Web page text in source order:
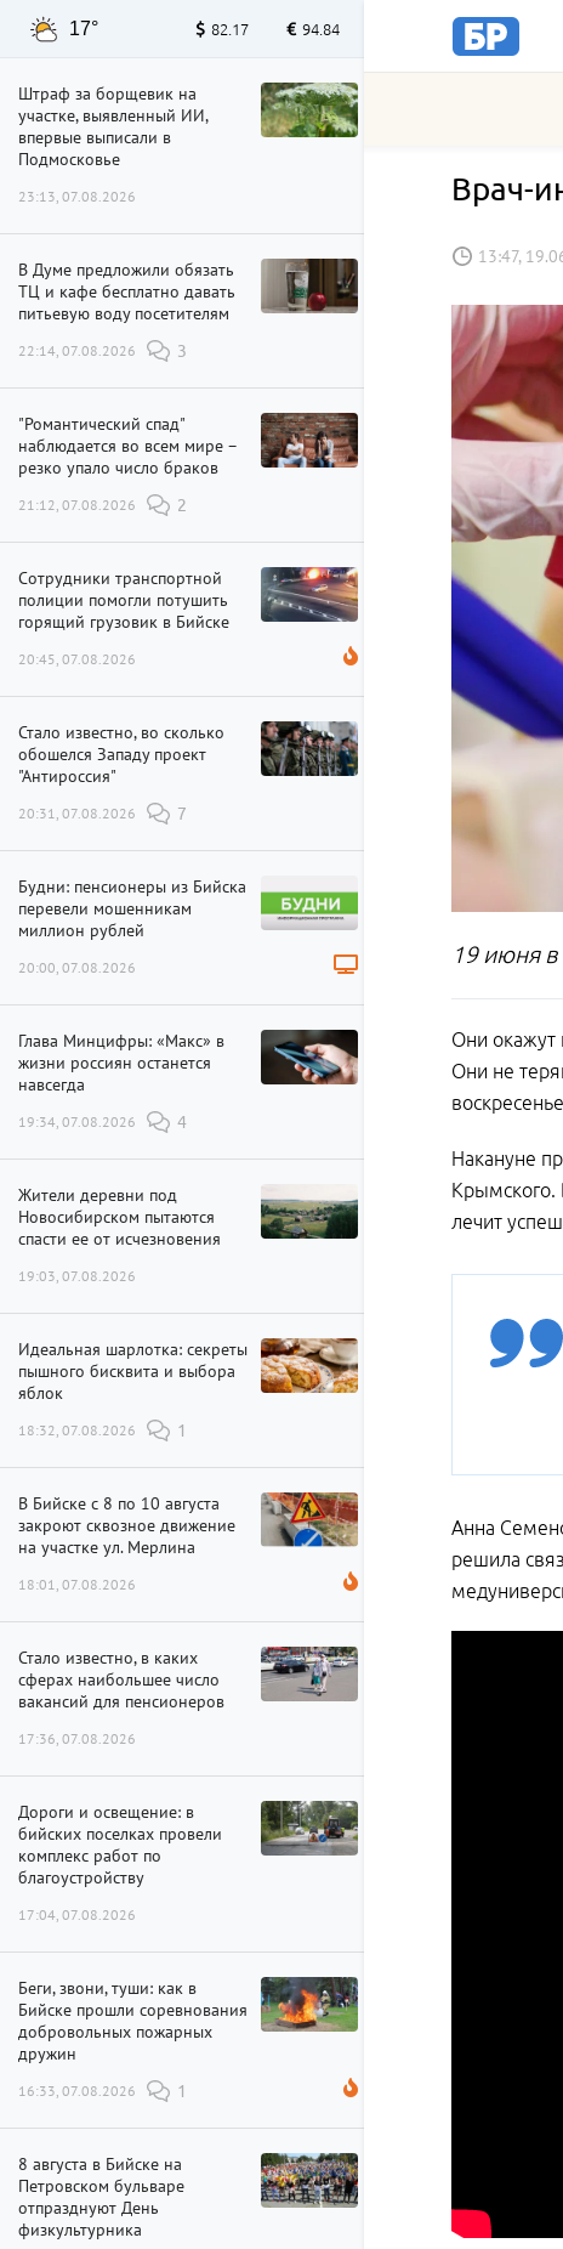
17° 82.17 94.84
Штраф за борщевик на
участке, выявленный ИИ,
впервые выписали в
Подмосковье
23:13, 07.08.2026
В Думе предложили обязать
ТЦ и кафе бесплатно давать
питьевую воду посетителям
22:14, 07.08.2026 3
"Романтический спад"
наблюдается во всем мире –
резко упало число браков
21:12, 07.08.2026 2
Сотрудники транспортной
полиции помогли потушить
горящий грузовик в Бийске
20:45, 07.08.2026
Стало известно, во сколько
обошелся Западу проект
"Антироссия"
20:31, 07.08.2026 7
Будни: пенсионеры из Бийска
перевели мошенникам
миллион рублей
20:00, 07.08.2026
Глава Минцифры: «Макс» в
жизни россиян останется
навсегда
19:34, 07.08.2026 4
Жители деревни под
Новосибирском пытаются
спасти ее от исчезновения
19:03, 07.08.2026
Идеальная шарлотка: секреты
пышного бисквита и выбора
яблок
18:32, 07.08.2026 1
В Бийске с 8 по 10 августа
закроют сквозное движение
на участке ул. Мерлина
18:01, 07.08.2026
Стало известно, в каких
сферах наибольшее число
вакансий для пенсионеров
17:36, 07.08.2026
Дороги и освещение: в
бийских поселках провели
комплекс работ по
благоустройству
17:04, 07.08.2026
Беги, звони, туши: как в
Бийске прошли соревнования
добровольных пожарных
дружин
16:33, 07.08.2026 1
8 августа в Бийске на
Петровском бульваре
отпразднуют День
физкультурника
Врач-
13:47,
19 июня
Они окажут
Они не
Накануне
Крымского.
лечит
Анна
решила